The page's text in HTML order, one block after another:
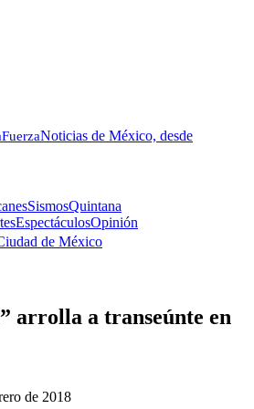
FuerzaNoticias de México, desde
SismosQuintana
EspectáculosOpinión
de México
arrolla a transeúnte en
de 2018